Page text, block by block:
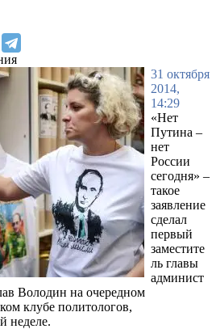
31 октября
2014,
14:29
«Нет
Путина –
нет
России
сегодня» –
такое
заявление
сделал
первый
заместите
ль главы
админист
Володин на очередном
клубе политологов,
неделе.